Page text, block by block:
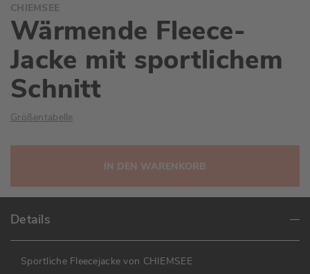
Anfang
der
Bildgalerie
springen
CHIEMSEE
Wärmende Fleece-
Jacke mit sportlichem
Schnitt
Größentabelle
IN DEN WARENKORB
Details
Sportliche Fleecejacke von CHIEMSEE